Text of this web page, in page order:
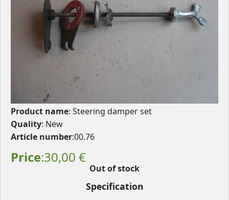
Product name: Steering damper set
Quality: New
Article number:00.76
Price:30,00 €
Out of stock
Specification